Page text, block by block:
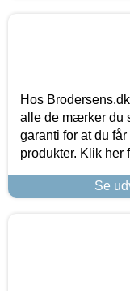
Hos
alle de mærker du
garanti for at du
produkter. Klik her
Se